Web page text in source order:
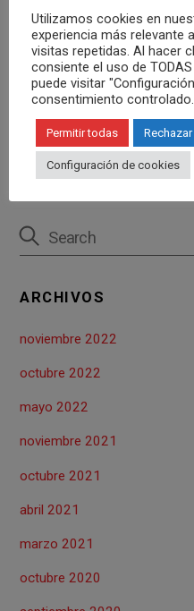
Comparte
F
a
ce
b
o
k
er
ARCHIVOS
noviembre 2022
octubre 2022
mayo 2022
noviembre 2021
octubre 2021
abril 2021
marzo 2021
octubre 2020
Utilizamos cookies en
experiencia más relevante
visitas repetidas. Al hacer
consiente el uso de
puede visitar
consentimiento controlado.
Permitir todas
Configuración de cookies